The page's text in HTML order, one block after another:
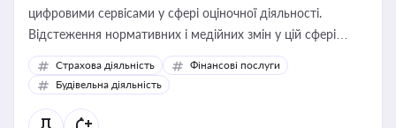
цифровими сервісами у сфері оціночної діяльності.
Відстеження нормативних і медійних змін у цій сфері
корисне для власника бізнесу, керівника, юриста або
бухгалтера під час оподаткування, приватизації, оренди
державного майна, корпоративних угод і перевірки
статусу суб'єктів оціночної діяльності
Страхова діяльність
Фінансові послуги
Будівельна діяльність